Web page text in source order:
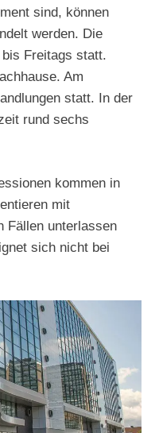
sind, können
werden. Die
Freitags statt.
Am
statt. In der
rund sechs
kommen in
mit
Fällen unterlassen
sich nicht bei